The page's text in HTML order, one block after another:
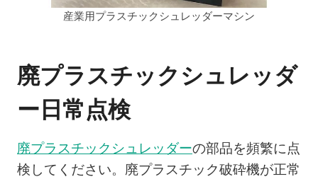
産業用プラスチックシュレッダーマシン
廃プラスチックシュレッダ
ー日常点検
廃プラスチックシュレッダーの部品を頻繁に点
検してください。廃プラスチック破砕機が正常